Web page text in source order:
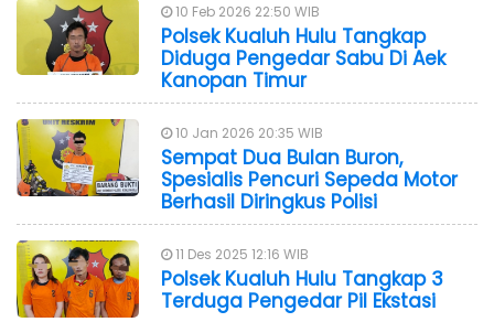
10 Feb 2026 22:50 WIB
Polsek Kualuh Hulu Tangkap
Diduga Pengedar Sabu Di Aek
Kanopan Timur
10 Jan 2026 20:35 WIB
Sempat Dua Bulan Buron,
Spesialis Pencuri Sepeda Motor
Berhasil Diringkus Polisi
11 Des 2025 12:16 WIB
Polsek Kualuh Hulu Tangkap 3
Terduga Pengedar Pil Ekstasi